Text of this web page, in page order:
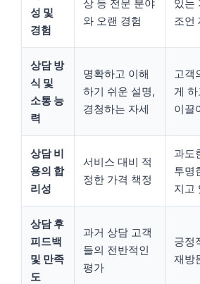
성 및
경험
상 등 전문 분야
와 오랜 경험
있는
조언
상담 방
식 및
소통 능
력
명확하고 이해
하기 쉬운 설명,
경청하는 자세
고객
게
이끌
상담 비
용의 합
리성
서비스 대비 적
정한 가격 책정
과도
투명
지고
상담 후
피드백
및 만족
도
과거 상담 고객
들의 전반적인
평가
긍정
재방